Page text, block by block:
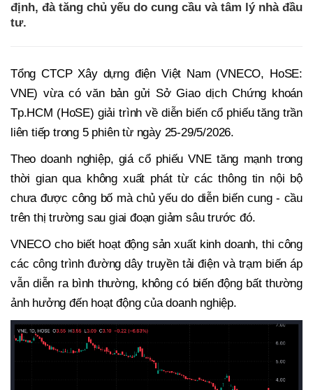
định, đà tăng chủ yếu do cung cầu và tâm lý nhà đầu
tư.
Tổng CTCP Xây dựng điện Việt Nam (VNECO, HoSE:
VNE) vừa có văn bản gửi Sở Giao dịch Chứng khoán
Tp.HCM (HoSE) giải trình về diễn biến cổ phiếu tăng trần
liên tiếp trong 5 phiên từ ngày 25-29/5/2026.
Theo doanh nghiệp, giá cổ phiếu VNE tăng mạnh trong
thời gian qua không xuất phát từ các thông tin nội bộ
chưa được công bố mà chủ yếu do diễn biến cung - cầu
trên thị trường sau giai đoạn giảm sâu trước đó.
VNECO cho biết hoạt động sản xuất kinh doanh, thi công
các công trình đường dây truyền tải điện và trạm biến áp
vẫn diễn ra bình thường, không có biến động bất thường
ảnh hưởng đến hoạt động của doanh nghiệp.